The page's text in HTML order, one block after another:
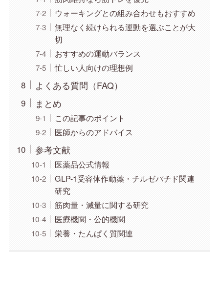
ウォーキングとの組み合わせもおすすめ
無理なく続けられる運動を選ぶことが大
切
おすすめの運動バランス
忙しい人向けの理想例
よくある質問（FAQ）
まとめ
この記事のポイント
医師からのアドバイス
参考文献
医薬品公式情報
GLP-1受容体作動薬・チルゼパチド関連
研究
筋肉量・減量に関する研究
医療機関・公的機関
栄養・たんぱく質関連